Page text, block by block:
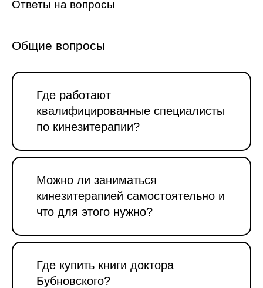
Ответы на вопросы
Общие вопросы
Где работают
квалифицированные специалисты
по кинезитерапии?
Можно ли заниматься
кинезитерапией самостоятельно и
что для этого нужно?
Где купить книги доктора
Бубновского?